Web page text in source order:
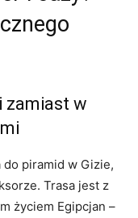
zamiast w
piramid w Gizie,
Trasa jest z
życiem Egipcjan –